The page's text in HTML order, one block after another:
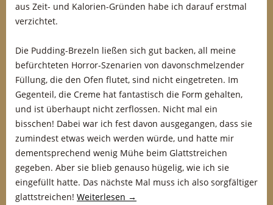
aus Zeit- und Kalorien-Gründen habe ich darauf erstmal
verzichtet.
Die Pudding-Brezeln ließen sich gut backen, all meine
befürchteten Horror-Szenarien von davonschmelzender
Füllung, die den Ofen flutet, sind nicht eingetreten. Im
Gegenteil, die Creme hat fantastisch die Form gehalten,
und ist überhaupt nicht zerflossen. Nicht mal ein
bisschen! Dabei war ich fest davon ausgegangen, dass sie
zumindest etwas weich werden würde, und hatte mir
dementsprechend wenig Mühe beim Glattstreichen
gegeben. Aber sie blieb genauso hügelig, wie ich sie
eingefüllt hatte. Das nächste Mal muss ich also sorgfältiger
glattstreichen! Weiterlesen →